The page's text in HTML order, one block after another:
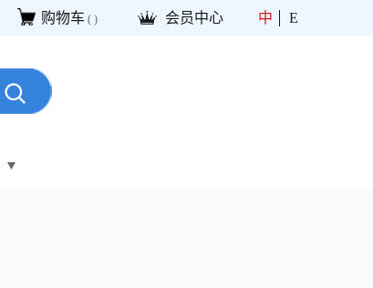
购物车 ( ) 会员中心 中 E